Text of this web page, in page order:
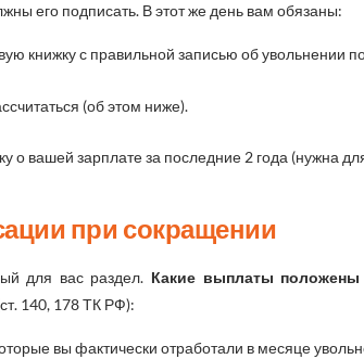
его подписать. В этот же день вам обязаны:
книжку с правильной записью об увольнении
(об этом ниже).
о вашей зарплате за последние 2 года (нужна
при сокращении
для вас раздел. Какие выплаты
140, 178 ТК РФ):
вы фактически отработали в месяце